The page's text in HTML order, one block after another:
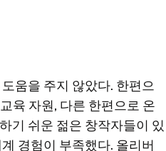
움을 주지 않았다. 한편으
육 자원, 다른 한편으로 온
기 쉬운 젊은 창작자들이 있
경험이 부족했다. 올리버